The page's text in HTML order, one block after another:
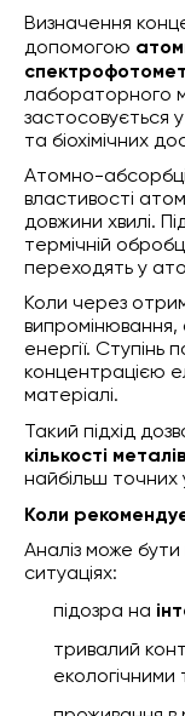
Визначення
допомогою
лабораторного
застосовується у
та біохімічних
Атомно-
властивості
довжини хвилі.
термічній
переходять у
Коли через
енергії. Ступінь
концентрацією
матеріалі.
Такий підхід
кількості металів
найбільш точних
Коли
Аналіз може
ситуаціях:
підозра на
тривалий
екологічними